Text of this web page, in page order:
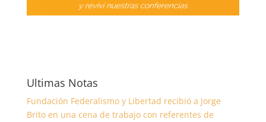
Ultimas Notas
Fundación Federalismo y Libertad recibió a Jorge
Brito en una cena de trabajo con referentes de